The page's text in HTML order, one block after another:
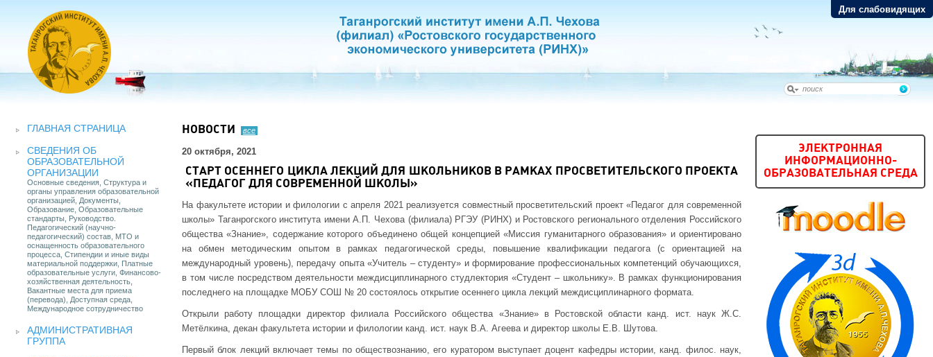
Для слабовидящих
ГЛАВНАЯ СТРАНИЦА
СВЕДЕНИЯ ОБ
ОБРАЗОВАТЕЛЬНОЙ
ОРГАНИЗАЦИИ
Основные сведения, Структура и
органы управления образовательной
организацией, Документы,
Образование, Образовательные
стандарты, Руководство.
Педагогический (научно-
педагогический) состав, МТО и
оснащенность образовательного
процесса, Стипендии и иные виды
материальной поддержки, Платные
образовательные услуги, Финансово-
хозяйственная деятельность,
Вакантные места для приема
(перевода), Доступная среда,
Международное сотрудничество
АДМИНИСТРАТИВНАЯ
ГРУППА
НОВОСТИ все
20 октября, 2021
СТАРТ ОСЕННЕГО ЦИКЛА ЛЕКЦИЙ ДЛЯ ШКОЛЬНИКОВ В РАМКАХ ПРОСВЕТИТЕЛЬСКОГО ПРОЕКТА
«ПЕДАГОГ ДЛЯ СОВРЕМЕННОЙ ШКОЛЫ»
На факультете истории и филологии с апреля 2021 реализуется совместный просветительский проект «Педагог для современной
школы» Таганрогского института имени А.П. Чехова (филиала) РГЭУ (РИНХ) и Ростовского регионального отделения Российского
общества «Знание», содержание которого объединено общей концепцией «Миссия гуманитарного образования» и ориентировано
на обмен методическим опытом в рамках педагогической среды, повышение квалификации педагога (с ориентацией на
международный уровень), передачу опыта «Учитель – студенту» и формирование профессиональных компетенций обучающихся,
в том числе посредством деятельности междисциплинарного студлектория «Студент – школьнику». В рамках функционирования
последнего на площадке МОБУ СОШ № 20 состоялось открытие осеннего цикла лекций междисциплинарного формата.
Открыли работу площадки директор филиала Российского общества «Знание» в Ростовской области канд. ист. наук Ж.С.
Метёлкина, декан факультета истории и филологии канд. ист. наук В.А. Агеева и директор школы Е.В. Шутова.
Первый блок лекций включает темы по обществознанию, его куратором выступает доцент кафедры истории, канд. филос. наук,
ЭЛЕКТРОННАЯ
ИНФОРМАЦИОННО-
ОБРАЗОВАТЕЛЬНАЯ СРЕДА